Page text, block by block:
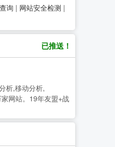
询 | 网站安全检测 |
已推送！
析,移动分析,
网站。19年友盟+战